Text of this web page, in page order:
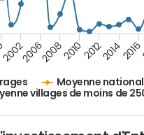
Moyenne
villages de moins de
2002200620082010201220142016